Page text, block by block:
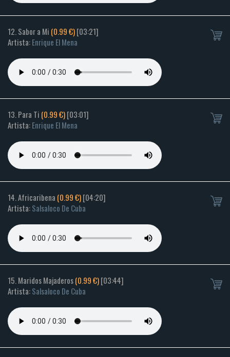
12. Sabor a Mi (0.99 €)[03:21]
Artista:Enrique El Mena
13. Para Ti (0.99 €)[03:01]
Artista:Enrique El Mena
14. Africaribena (0.99 €)[04:20]
Artista:Salsaloco De Cuba
15. Maridos Majaderos(0.99 €)[03:44]
Artista:Salsaloco De Cuba